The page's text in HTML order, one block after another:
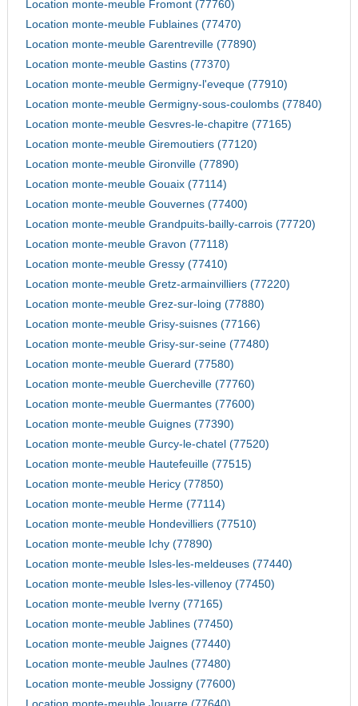
Location monte-meuble Fromont (77760)
Location monte-meuble Fublaines (77470)
Location monte-meuble Garentreville (77890)
Location monte-meuble Gastins (77370)
Location monte-meuble Germigny-l'eveque (77910)
Location monte-meuble Germigny-sous-coulombs (77840)
Location monte-meuble Gesvres-le-chapitre (77165)
Location monte-meuble Giremoutiers (77120)
Location monte-meuble Gironville (77890)
Location monte-meuble Gouaix (77114)
Location monte-meuble Gouvernes (77400)
Location monte-meuble Grandpuits-bailly-carrois (77720)
Location monte-meuble Gravon (77118)
Location monte-meuble Gressy (77410)
Location monte-meuble Gretz-armainvilliers (77220)
Location monte-meuble Grez-sur-loing (77880)
Location monte-meuble Grisy-suisnes (77166)
Location monte-meuble Grisy-sur-seine (77480)
Location monte-meuble Guerard (77580)
Location monte-meuble Guercheville (77760)
Location monte-meuble Guermantes (77600)
Location monte-meuble Guignes (77390)
Location monte-meuble Gurcy-le-chatel (77520)
Location monte-meuble Hautefeuille (77515)
Location monte-meuble Hericy (77850)
Location monte-meuble Herme (77114)
Location monte-meuble Hondevilliers (77510)
Location monte-meuble Ichy (77890)
Location monte-meuble Isles-les-meldeuses (77440)
Location monte-meuble Isles-les-villenoy (77450)
Location monte-meuble Iverny (77165)
Location monte-meuble Jablines (77450)
Location monte-meuble Jaignes (77440)
Location monte-meuble Jaulnes (77480)
Location monte-meuble Jossigny (77600)